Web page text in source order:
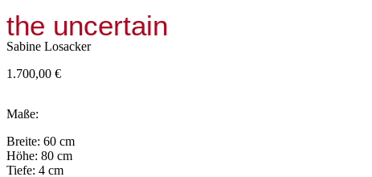
the uncertain
Sabine Losacker
1.700,00 €
Maße:
Breite: 60 cm
Höhe: 80 cm
Tiefe: 4 cm